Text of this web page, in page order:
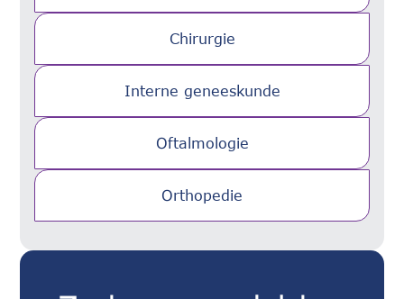
Chirurgie
Interne geneeskunde
Oftalmologie
Orthopedie